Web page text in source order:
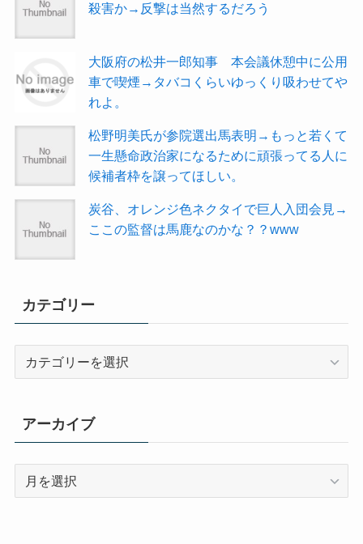
殺害か→反撃は当然するだろう
大阪府の松井一郎知事 本会議休憩中に公用
車で喫煙→タバコくらいゆっくり吸わせてや
れよ。
松野明美氏が参院選出馬表明→もっと若くて
一生懸命政治家になるために頑張ってる人に
候補者枠を譲ってほしい。
炭谷、オレンジ色ネクタイで巨人入団会見→
ここの監督は馬鹿なのかな？？www
カテゴリー
ー
アーカイブ